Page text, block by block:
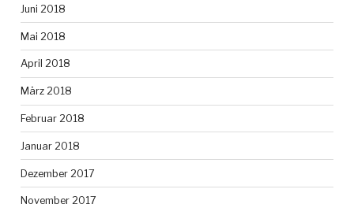
Juni 2018
Mai 2018
April 2018
März 2018
Februar 2018
Januar 2018
Dezember 2017
November 2017